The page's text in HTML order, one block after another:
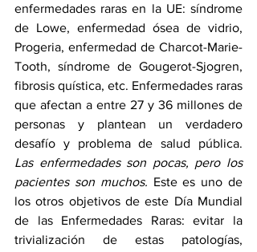
enfermedades raras en la UE: síndrome
de Lowe, enfermedad ósea de vidrio,
Progeria, enfermedad de Charcot-Marie-
Tooth, síndrome de Gougerot-Sjogren,
fibrosis quística, etc. Enfermedades raras
que afectan a entre 27 y 36 millones de
personas y plantean un verdadero
Las enfermedades son pocas, pero los
pacientes son muchos. Este es uno de
los otros objetivos de este Día Mundial
de las Enfermedades Raras: evitar la
trivialización de estas patologías,